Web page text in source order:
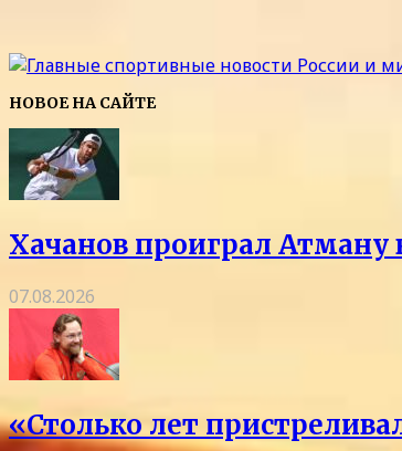
НОВОЕ НА САЙТЕ
Хачанов проиграл Атману
07.08.2026
«Столько лет